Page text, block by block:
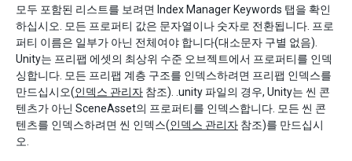
모두 포함된 리스트를 보려면 Index Manager Keywords 탭을 확인
하십시오. 모든 프로퍼티 값은 문자열이나 숫자로 전환됩니다. 프로
퍼티 이름은 일부가 아닌 전체여야 합니다(대소문자 구별 없음).
Unity는 프리팹 에셋의 최상위 수준 오브젝트에서 프로퍼티를 인덱
싱합니다. 모든 프리팹 계층 구조를 인덱스하려면 프리팹 인덱스를
만드십시오(인덱스 관리자 참조). .unity 파일의 경우, Unity는 씬 콘
텐츠가 아닌 SceneAsset의 프로퍼티를 인덱스합니다. 모든 씬 콘
텐츠를 인덱스하려면 씬 인덱스(인덱스 관리자 참조)를 만드십시
오.